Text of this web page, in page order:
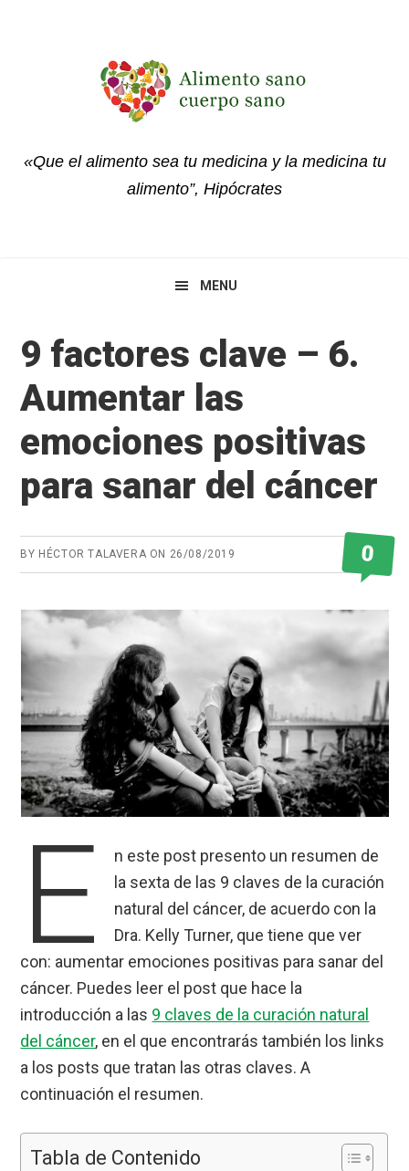
«Que el alimento sea tu medicina y la medicina tu
alimento”, Hipócrates
MENU
9 factores clave – 6.
Aumentar las
emociones positivas
para sanar del cáncer
BY HÉCTOR TALAVERA ON 26/08/2019 0
E
n este post presento un resumen de
la sexta de las 9 claves de la curación
natural del cáncer, de acuerdo con la
Dra. Kelly Turner, que tiene que ver
con: aumentar emociones positivas para sanar del
cáncer. Puedes leer el post que hace la
introducción a las 9 claves de la curación natural
del cáncer, en el que encontrarás también los links
a los posts que tratan las otras claves. A
continuación el resumen.
Tabla de Contenido